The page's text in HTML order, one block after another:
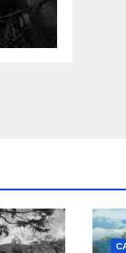
el